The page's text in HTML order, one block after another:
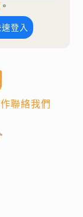
。
登入
聯絡我們